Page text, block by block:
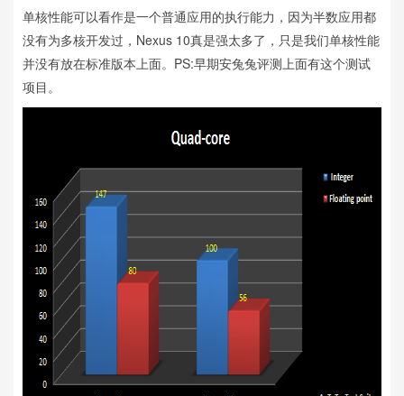
单核性能可以看作是一个普通应用的执行能力，因为半数应用都
没有为多核开发过，Nexus 10真是强太多了，只是我们单核性能
并没有放在标准版本上面。PS:早期安兔兔评测上面有这个测试
项目。